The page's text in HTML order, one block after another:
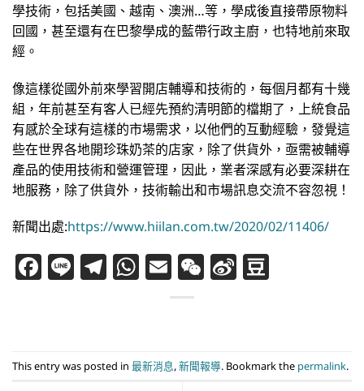
學技術，包括美國、越南、澳洲…等，學成後直接帶原物料
回國，甚至還有在巴黎學成的藍帶行政主廚，也特地前來取
經。
像這樣從國外前來學習開店輔導和技術的，每個月都有十幾
組，年前甚至有客人已經先預約清明節的檔期了，上統食品
有感於全球有這樣的市場需求，以他們的互動經驗，發覺這
些在世界各地開珍珠奶茶的店家，除了供貨外，亟需被輔導
產品的使用技術和營運管理，因此，業者深感有必要深耕在
地服務，除了供貨外，技術輸出和市場訊息交流不容忽視！
新聞出處:https://www.hiilan.com.tw/2020/02/11406/
Facebook
LineTelegram
WhatsApp
EmailWeChat
Sina
This entry was posted in 最新消息,新聞報導. Bookmark the permalink.